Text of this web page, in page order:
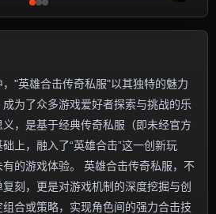
"英雄合击传奇私服"以其独特的魅力
为了众多游戏爱好者探索与挑战的乐
，是基于经典传奇私服（即未经官方
上，融入了“英雄合击”这一创新玩
的游戏体验。 英雄合击传奇私服，不
刻，更是对游戏机制的深度挖掘与创
合或策略，实现角色间的强力合击技